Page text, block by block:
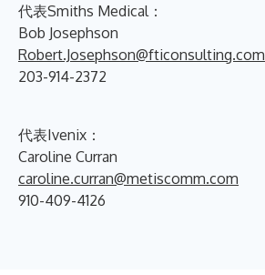
代表Smiths Medical：
Bob Josephson
Robert.Josephson@fticonsulting.com
203-914-2372
代表Ivenix：
Caroline Curran
caroline.curran@metiscomm.com
910-409-4126